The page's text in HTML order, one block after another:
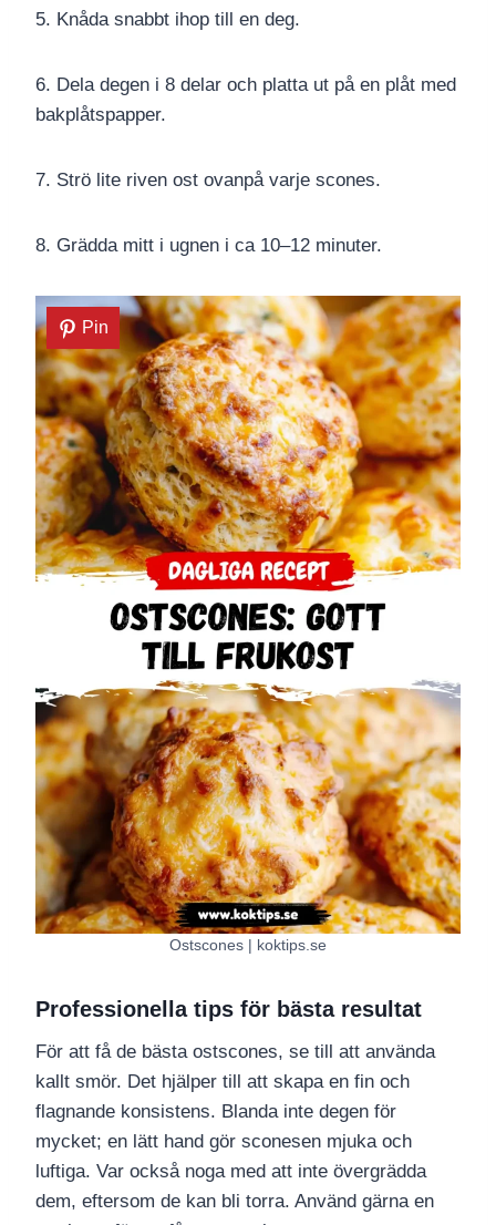
5. Knåda snabbt ihop till en deg.
6. Dela degen i 8 delar och platta ut på en plåt med
bakplåtspapper.
7. Strö lite riven ost ovanpå varje scones.
8. Grädda mitt i ugnen i ca 10–12 minuter.
Pin
Ostscones | koktips.se
Professionella tips för bästa resultat
För att få de bästa ostscones, se till att använda
kallt smör. Det hjälper till att skapa en fin och
flagnande konsistens. Blanda inte degen för
mycket; en lätt hand gör sconesen mjuka och
luftiga. Var också noga med att inte övergrädda
dem, eftersom de kan bli torra. Använd gärna en